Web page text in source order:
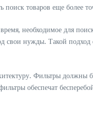
поиск товаров еще более
необходимое для
нужды. Такой
Фильтры
обеспечат